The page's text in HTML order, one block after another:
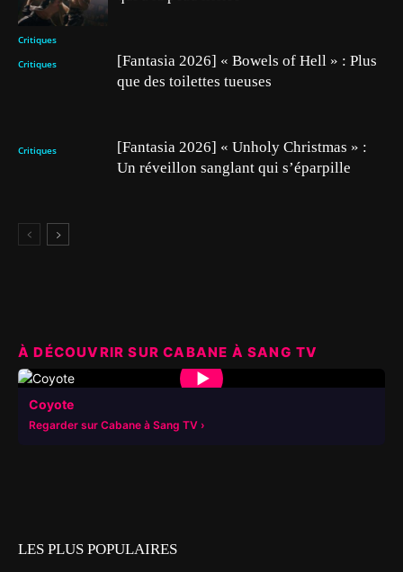
Critiques
Critiques
[Fantasia 2026] « Bowels of Hell » : Plus
que des toilettes tueuses
Critiques
[Fantasia 2026] « Unholy Christmas » :
Un réveillon sanglant qui s’éparpille
À DÉCOUVRIR SUR CABANE À SANG TV
▶
Coyote
Regarder sur Cabane à Sang TV
LES PLUS POPULAIRES